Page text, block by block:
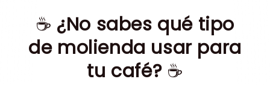
☕ ¿No sabes qué tipo
de molienda usar para
tu café?☕